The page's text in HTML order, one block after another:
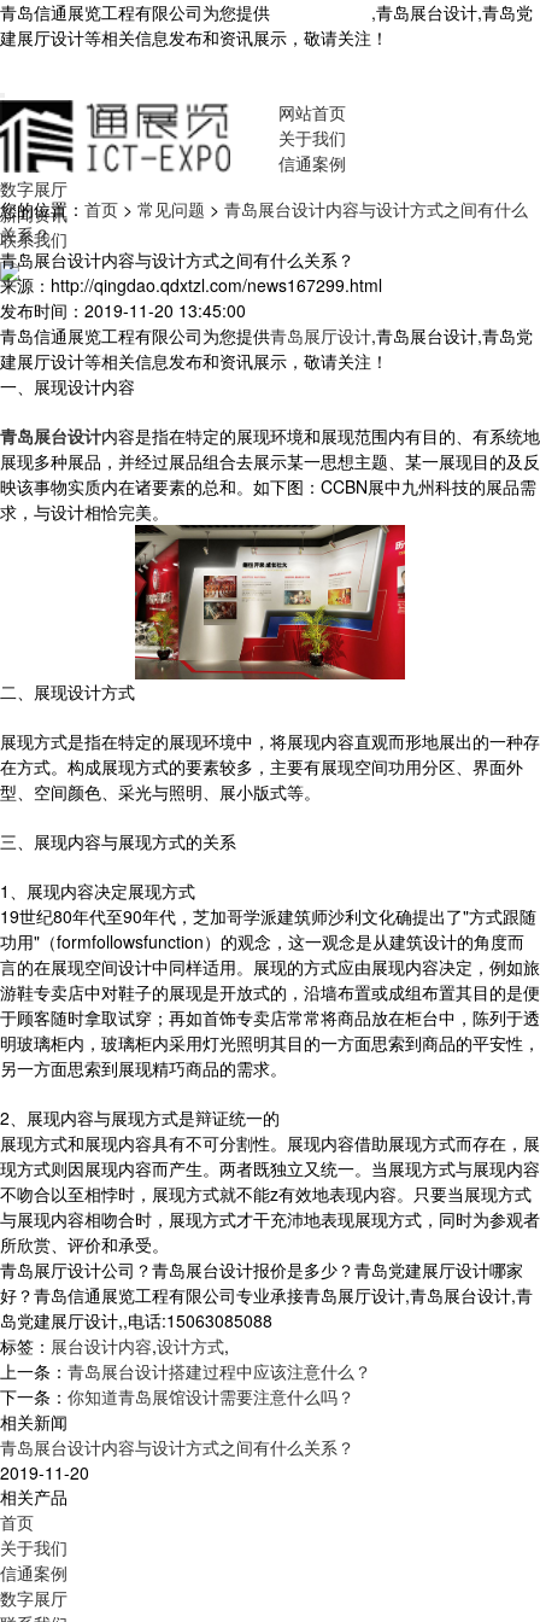
青岛信通展览工程有限公司为您提供
,青岛展台设计,青岛党
建展厅设计等相关信息发布和资讯展示，敬请关注！
网站首页
关于我们
信通案例
数字展厅
新闻资讯
联系我们
您的位置： 首页 > 常见问题 > 青岛展台设计内容与设计方式之间有什么
关系？
青岛展台设计内容与设计方式之间有什么关系？
来源：http://qingdao.qdxtzl.com/news167299.html
发布时间：2019-11-20 13:45:00
青岛信通展览工程有限公司为您提供青岛展厅设计,青岛展台设计,青岛党
建展厅设计等相关信息发布和资讯展示，敬请关注！
一、展现设计内容
青岛展台设计内容是指在特定的展现环境和展现范围内有目的、有系统地
展现多种展品，并经过展品组合去展示某一思想主题、某一展现目的及反
映该事物实质内在诸要素的总和。如下图：CCBN展中九州科技的展品需
求，与设计相恰完美。
二、展现设计方式
展现方式是指在特定的展现环境中，将展现内容直观而形地展出的一种存
在方式。构成展现方式的要素较多，主要有展现空间功用分区、界面外
型、空间颜色、采光与照明、展小版式等。
三、展现内容与展现方式的关系
1、展现内容决定展现方式
19世纪80年代至90年代，芝加哥学派建筑师沙利文化确提出了"方式跟随
功用"（formfollowsfunction）的观念，这一观念是从建筑设计的角度而
言的在展现空间设计中同样适用。展现的方式应由展现内容决定，例如旅
游鞋专卖店中对鞋子的展现是开放式的，沿墙布置或成组布置其目的是便
于顾客随时拿取试穿；再如首饰专卖店常常将商品放在柜台中，陈列于透
明玻璃柜内，玻璃柜内采用灯光照明其目的一方面思索到商品的平安性，
另一方面思索到展现精巧商品的需求。
2、展现内容与展现方式是辩证统一的
展现方式和展现内容具有不可分割性。展现内容借助展现方式而存在，展
现方式则因展现内容而产生。两者既独立又统一。当展现方式与展现内容
不吻合以至相悖时，展现方式就不能z有效地表现内容。只要当展现方式
与展现内容相吻合时，展现方式才干充沛地表现展现方式，同时为参观者
所欣赏、评价和承受。
青岛展厅设计公司？青岛展台设计报价是多少？青岛党建展厅设计哪家
好？青岛信通展览工程有限公司专业承接青岛展厅设计,青岛展台设计,青
岛党建展厅设计,,电话:15063085088
标签： 展台设计内容,设计方式,
上一条： 青岛展台设计搭建过程中应该注意什么？
下一条： 你知道青岛展馆设计需要注意什么吗？
相关新闻
青岛展台设计内容与设计方式之间有什么关系？
2019-11-20
相关产品
首页
关于我们
信通案例
数字展厅